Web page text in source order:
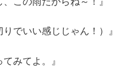
でいい感じじゃん！）』
みてよ。』